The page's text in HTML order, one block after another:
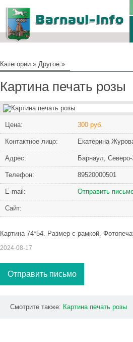
Категории » Другое »
Картина печать розы
Цена: 300 руб.
Контактное лицо: Екатерина
Адрес: Барнаул,
Телефон: 89520000501
Е-mail: Отправить
Сайт:
Картина 74*54. Размер с рамкой.
2024-08-17
Отправить письмо
Смотрите также: Картина печать розы